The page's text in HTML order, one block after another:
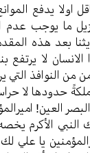
اولا یدفع
ما یوجب عدم
بعد هذه
لا یرتفع
النوافذ التي
حدودها لا
العین!
النبي الأکرم
یا علي